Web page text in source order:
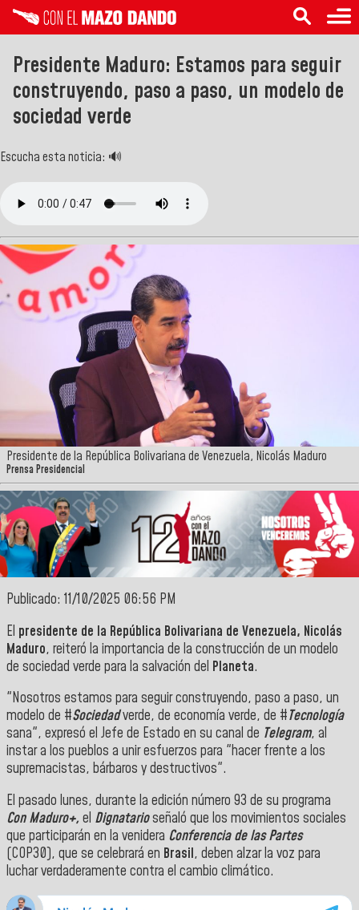
Presidente Maduro: Estamos para seguir
construyendo, paso a paso, un modelo de
sociedad verde
Escucha esta noticia: 🔊
Presidente de la República Bolivariana de Venezuela, Nicolás Maduro
Prensa Presidencial
Publicado: 11/10/2025 06:56 PM
El presidente de la República Bolivariana de Venezuela, Nicolás
Maduro, reiteró la importancia de la construcción de un modelo
de sociedad verde para la salvación del Planeta.
"Nosotros estamos para seguir construyendo, paso a paso, un
modelo de #Sociedadverde, de economía verde, de #Tecnología
sana", expresó el Jefe de Estado en su canal de Telegram, al
instar a los pueblos a unir esfuerzos para "hacer frente a los
supremacistas, bárbaros y destructivos".
El pasado lunes, durante la edición número 93 de su programa
Con Maduro+, el Dignatarioseñaló que los movimientos sociales
que participarán en la venidera Conferencia de las Partes
(COP30), que se celebrará en Brasil, deben alzar la voz para
luchar verdaderamente contra el cambio climático.